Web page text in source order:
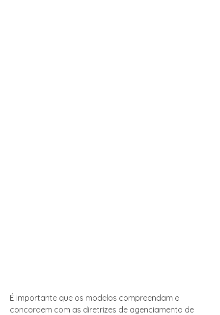
É importante que os modelos compreendam e
concordem com as diretrizes de agenciamento de